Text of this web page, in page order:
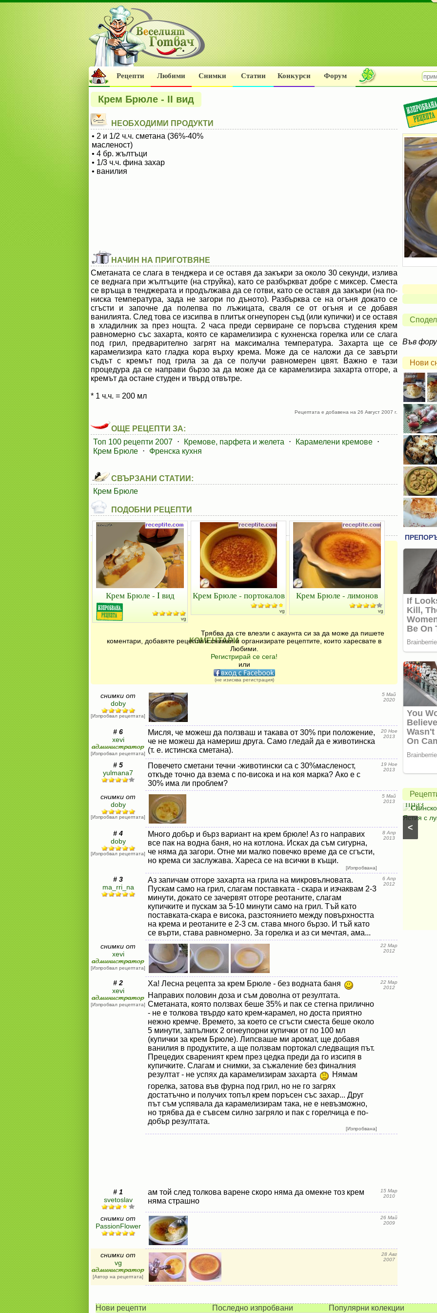
Рецепти Любими Снимки Статии Конкурси Форум
Крем Брюле - II вид
НЕОБХОДИМИ ПРОДУКТИ
• 2 и 1/2 ч.ч. сметана (36%-40%
масленост)
• 4 бр. жълтъци
• 1/3 ч.ч. фина захар
• ванилия
НАЧИН НА ПРИГОТВЯНЕ
Сметаната се слага в тенджера и се оставя да закъкри за около 30 секунди, излива
се веднага при жълтъците (на струйка), като се разбъркват добре с миксер. Сместа
се връща в тенджерата и продължава да се готви, като се оставя да закъкри (на по-
ниска температура, зада не загори по дъното). Разбърква се на огъня докато се
сгъсти и започне да полепва по лъжицата, сваля се от огъня и се добавя
ванилията. След това се изсипва в плитък огнеупорен съд (или купички) и се оставя
в хладилник за през нощта. 2 часа преди сервиране се поръсва студения крем
равномерно със захарта, която се карамелизира с кухненска горелка или се слага
под грил, предварително загрят на максимална температура. Захарта ще се
карамелизира като гладка кора върху крема. Може да се наложи да се завърти
съдът с кремът под грила за да се получи равномерен цвят. Важно е тази
процедура да се направи бързо за да може да се карамелизира захарта отгоре, а
кремът да остане студен и твърд отвътре.
* 1 ч.ч. = 200 мл
Рецептата е добавена на 26 Август 2007 г.
ОЩЕ РЕЦЕПТИ ЗА:
Топ 100 рецепти 2007 ⋅ Кремове, парфета и желета ⋅ Карамелени кремове ⋅
Крем Брюле ⋅ Френска кухня
СВЪРЗАНИ СТАТИИ:
Крем Брюле
ПОДОБНИ РЕЦЕПТИ
Крем Брюле - I вид
vg
Крем Брюле - портокалов
vg
Крем Брюле - лимонов
vg
КОМЕНТАРИ
Трябва да сте влезли с акаунта си за да може да пишете
коментари, добавяте рецепти и снимки и организирате рецептите, които харесвате в
Любими.
Регистрирай се сега!
или
(не изисква регистрация)
снимки от
doby
[Изпробвал рецептата]
5 Май
2020
# 6
xevi
[Изпробвал рецептата]
Мисля, че можеш да ползваш и такава от 30% при положение,
че не можеш да намериш друга. Само гледай да е животинска
(т. е. истинска сметана).
20 Ное
2013
# 5
yulmana7
Повечето сметани течни -животински са с 30%масленост,
откъде точно да взема с по-висока и на коя марка? Ако е с
30% има ли проблем?
19 Ное
2013
снимки от
doby
[Изпробвал рецептата]
5 Май
2013
# 4
doby
[Изпробвал рецептата]
Много добър и бърз вариант на крем брюле! Аз го направих
все пак на водна баня, но на котлона. Исках да съм сигурна,
че няма да загори. Отне ми малко повечко време да се сгъсти,
но крема си заслужава. Хареса се на всички в къщи.
[Изпробвана]
8 Апр
2013
# 3
ma_rri_na
Аз запичам отгоре захарта на грила на микровълновата.
Пускам само на грил, слагам поставката - скара и изчаквам 2-3
минути, докато се зачервят отгоре реотаните, слагам
купичките и пускам за 5-10 минути само на грил. Тъй като
поставката-скара е висока, разстоянието между повърхността
на крема и реотаните е 2-3 см. става много бързо. И тъй като
се върти, става равномерно. За горелка и аз си мечтая, ама...
6 Апр
2012
снимки от
xevi
[Изпробвал рецептата]
22 Мар
2012
# 2
xevi
[Изпробвал рецептата]
Ха! Лесна рецепта за крем Брюле - без водната баня
Направих половин доза и съм доволна от резултата.
Сметаната, която ползвах беше 35% и пак се стегна прилично
- не е толкова твърдо като крем-карамел, но доста приятно
нежно кремче. Времето, за което се сгъсти сместа беше около
5 минути, запълних 2 огнеупорни купички от по 100 мл
(купички за крем Брюле). Липсваше ми аромат, ще добавя
ванилия в продуктите, а ще ползвам портокал следващия път.
Прецедих свареният крем през цедка преди да го изсипя в
купичките. Слагам и снимки, за съжаление без финалния
резултат - не успях да карамелизирам захарта
Нямам
горелка, затова във фурна под грил, но не го загрях
достатъчно и получих топъл крем поръсен със захар... Друг
път съм успявала да карамелизирам така, не е невъзможно,
но трябва да е съвсем силно загряло и пак с горелчица е по-
добър резултата.
[Изпробвана]
22 Мар
2012
# 1
svetoslav
ам той след толкова варене скоро няма да омекне тоз крем
няма страшно
15 Мар
2010
снимки от
PassionFlower
26 Май
2009
снимки от
vg
[Автор на рецептата]
28 Авг
2007
Във
Нови
<
Зелена
с
авокадо
и
Салати с авокадо⋅Салати с марули (зелени
салати)
с
праз
Ястия с
Нови рецепти Последно изпробвани Популярни колекции